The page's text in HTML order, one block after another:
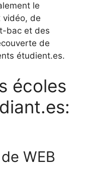
le
vidéo, de
bac et des
de
étudient.es.
écoles
WEB